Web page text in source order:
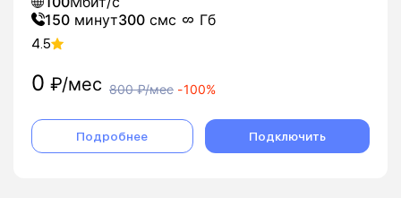
150 минут300 смс Гб
4.5
0 ₽/мес 800₽/мес -100%
Подробнее Подключить